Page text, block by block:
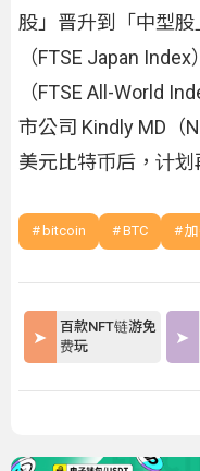
股」晋升到「中型
（FTSE Japan
（FTSE All-World
市公司 Kindly MD（
美元比特币后，计划
bitcoin BTC
百款NFT链游免
费玩